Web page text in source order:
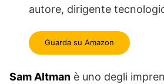
autore, dirigente
Guarda su Amazon
Sam Altman è uno degli